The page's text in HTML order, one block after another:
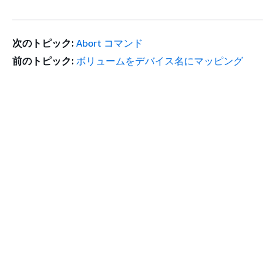
次のトピック: Abort コマンド
前のトピック: ボリュームをデバイス名にマッピング